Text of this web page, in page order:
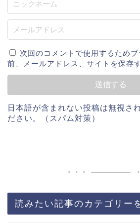
次回のコメントで使用するため
前、メールアドレス、サイトを保存す
日本語が含まれない投稿は無視さ
ださい。（スパム対策）
読みたい記事のカテゴリー